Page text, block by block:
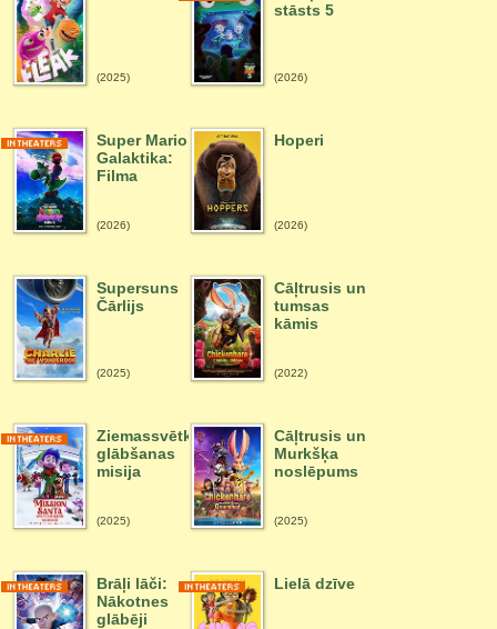
(2025)
stāsts 5
(2026)
Super Mario
Galaktika:
Filma
(2026)
Hoperi
(2026)
Supersuns
Čārlijs
(2025)
Cāļtrusis un
tumsas
kāmis
(2022)
Ziemassvētku
glābšanas
misija
(2025)
Cāļtrusis un
Murkšķa
noslēpums
(2025)
Brāļi lāči:
Nākotnes
glābēji
Lielā dzīve